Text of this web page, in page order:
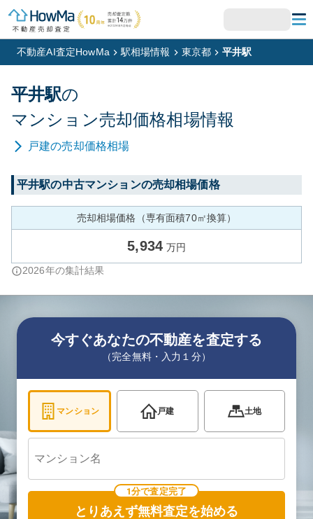
不動産AI査定HowMa 駅相場情報 東京都 平井駅
平井駅の
マンション売却価格相場情報
戸建の売却価格相場
平井駅の中古マンションの売却相場価格
売却相場価格（専有面積70㎡換算）
5,934 万円
2026年の集計結果
今すぐあなたの不動産を査定する
（完全無料・入力１分）
マンション 戸建 土地
1分で査定完了
とりあえず無料査定を始める